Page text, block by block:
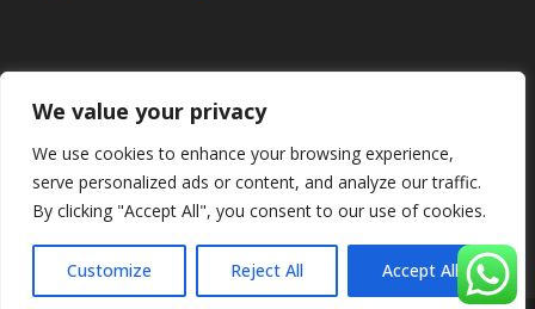
We value your privacy
We use cookies to enhance your browsing experience,
serve personalized ads or content, and analyze our traffic.
By clicking "Accept All", you consent to our use of cookies.
Customize Reject All Accept All